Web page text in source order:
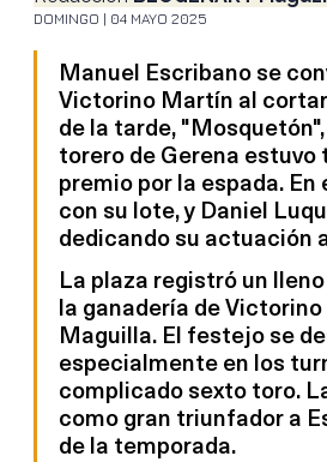
DOMINGO | 04 MAYO 2025
Manuel Escribano se
Victorino Martín al
de la tarde,
torero de Gerena estuvo
premio por la espada.
con su lote, y Daniel
dedicando su actuación
La plaza registró un
la ganadería de
Maguilla. El festejo se
especialmente en los
complicado sexto toro.
como gran triunfador a
de la temporada.